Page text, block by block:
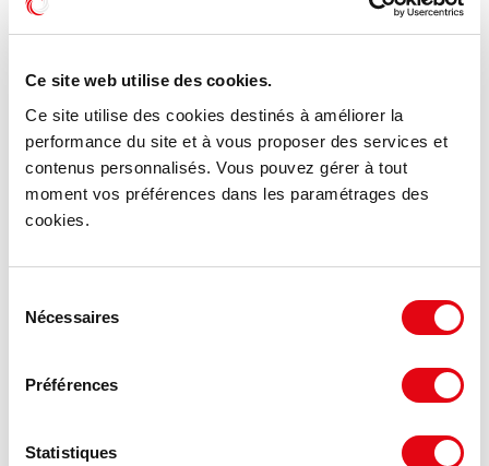
Ce site web utilise des cookies.
Ce site utilise des cookies destinés à améliorer la
performance du site et à vous proposer des services et
contenus personnalisés. Vous pouvez gérer à tout
moment vos préférences dans les paramétrages des
cookies.
Nécessaires
Préférences
Statistiques